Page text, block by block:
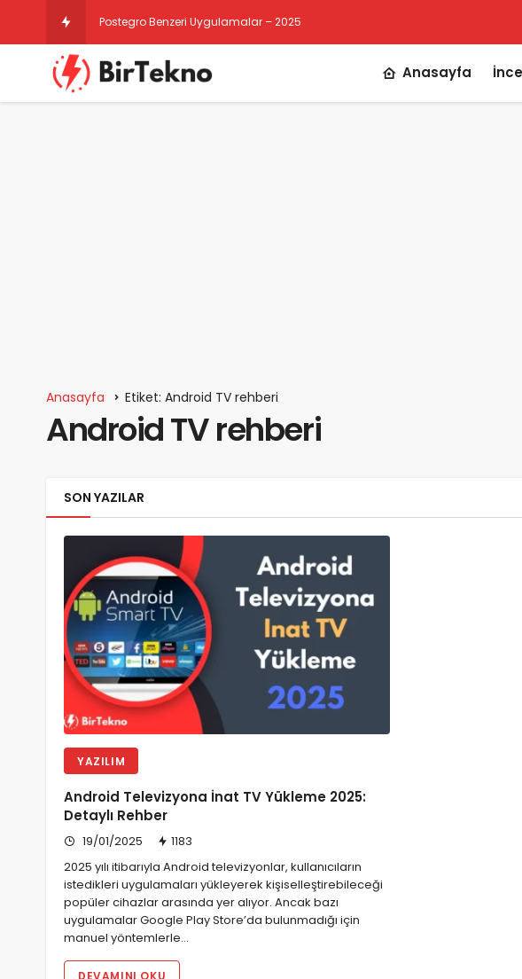
Postegro Benzeri Uygulamalar – 2025
Anasayfa
Anasayfa Etiket: Android TV rehberi
Android TV rehberi
SON YAZILAR
YAZILIM
Android Televizyona İnat TV Yükleme 2025:
Detaylı Rehber
19/01/2025
1183
2025 yılı itibarıyla Android televizyonlar, kullanıcıların
istedikleri uygulamaları yükleyerek kişiselleştirebileceği
popüler cihazlar arasında yer alıyor. Ancak bazı
uygulamalar Google Play Store’da bulunmadığı için
manuel yöntemlerle…